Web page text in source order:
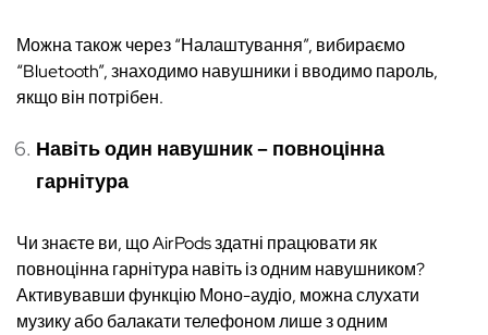
Можна також через “Налаштування”, вибираємо
“Bluetooth”, знаходимо навушники і вводимо пароль,
якщо він потрібен.
Навіть один навушник – повноцінна
гарнітура
Чи знаєте ви, що AirPods здатні працювати як
повноцінна гарнітура навіть із одним навушником?
Активувавши функцію Моно-аудіо, можна слухати
музику або балакати телефоном лише з одним